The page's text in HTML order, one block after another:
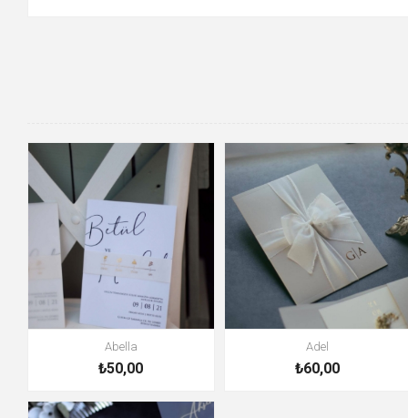
Abella
₺50,00
Adel
₺60,00